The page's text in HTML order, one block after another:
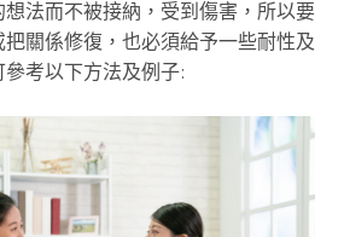
法而不被接納，受到傷害，所以要
關係修復，也必須給予一些耐性及
考以下方法及例子: